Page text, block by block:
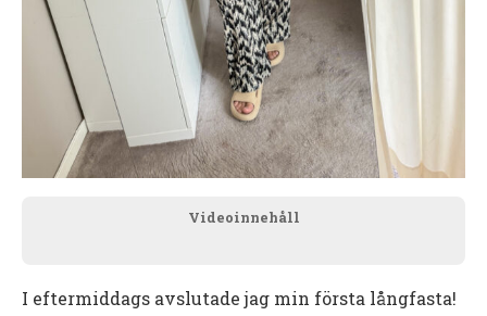
Videoinnehåll
I eftermiddags avslutade jag min första långfasta!